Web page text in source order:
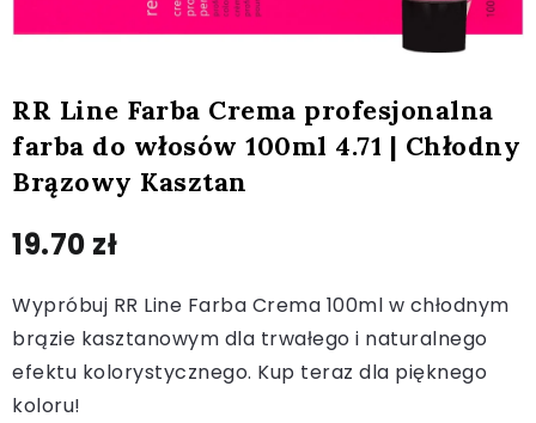
RR Line Farba Crema profesjonalna
farba do włosów 100ml 4.71 | Chłodny
Brązowy Kasztan
19.70 zł
Wypróbuj RR Line Farba Crema 100ml w chłodnym
brązie kasztanowym dla trwałego i naturalnego
efektu kolorystycznego. Kup teraz dla pięknego
koloru!